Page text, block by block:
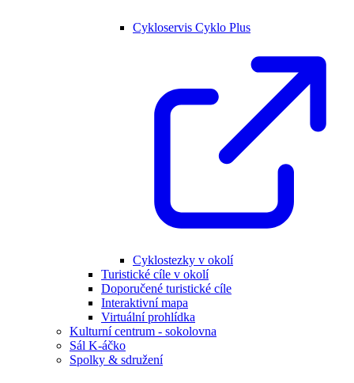
Cykloservis Cyklo Plus
Cyklostezky v okolí
Turistické cíle v okolí
Doporučené turistické cíle
Interaktivní mapa
Virtuální prohlídka
Kulturní centrum - sokolovna
Sál K-áčko
Spolky & sdružení